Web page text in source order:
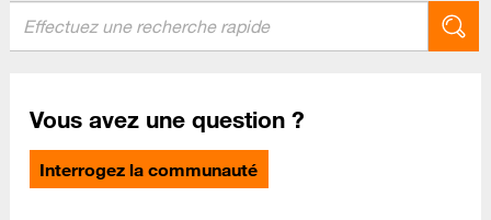
Vous avez une question ?
Interrogez la communauté